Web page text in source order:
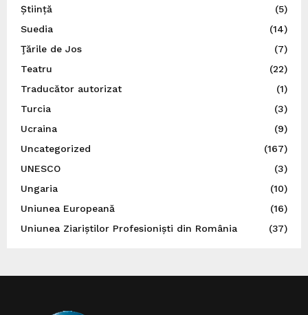
Știință
(5)
Suedia
(14)
Ţările de Jos
(7)
Teatru
(22)
Traducător autorizat
(1)
Turcia
(3)
Ucraina
(9)
Uncategorized
(167)
UNESCO
(3)
Ungaria
(10)
Uniunea Europeană
(16)
Uniunea Ziariștilor Profesioniști din România
(37)